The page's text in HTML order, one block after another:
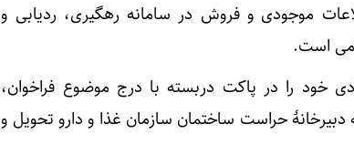
موجودی و فروش در سامانه رهگیری، ردیابی و
خود را در پاکت دربسته با درج موضوع فراخوان،
تا ساعت ۹ صبح چهارشنبه ۱۰ تیر ۱۴۰۵ به دبیرخانۀ حراست ساختمان سازمان غذا و دارو تحویل و